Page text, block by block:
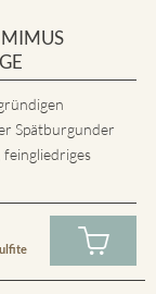
Spätburgunder
feingliedriges